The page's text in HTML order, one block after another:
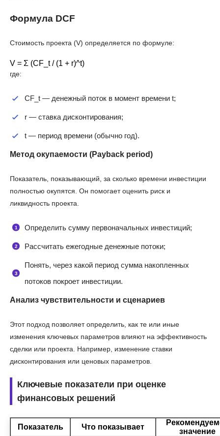
Формула DCF
Стоимость проекта (V) определяется по формуле:
где:
CF_t — денежный поток в момент времени t;
r — ставка дисконтирования;
t — период времени (обычно год).
Метод окупаемости (Payback period)
Показатель, показывающий, за сколько времени инвестиции
полностью окупятся. Он помогает оценить риск и
ликвидность проекта.
Определить сумму первоначальных инвестиций;
Рассчитать ежегодные денежные потоки;
Понять, через какой период сумма накопленных
потоков покроет инвестиции.
Анализ чувствительности и сценариев
Этот подход позволяет определить, как те или иные
изменения ключевых параметров влияют на эффективность
сделки или проекта. Например, изменение ставки
дисконтирования или ценовых параметров.
Ключевые показатели при оценке
финансовых решений
Показатель Что показывает
значение